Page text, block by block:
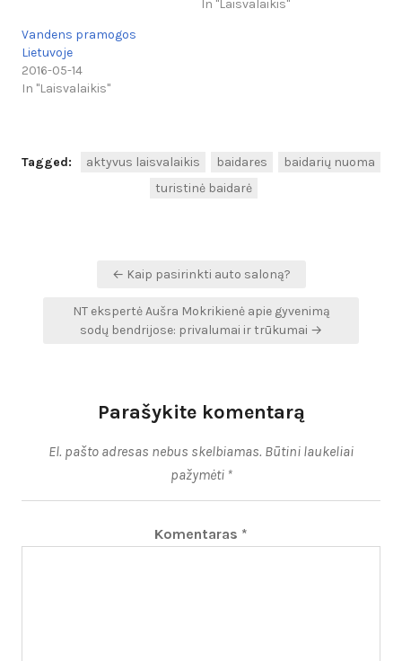
In "Laisvalaikis"
Vandens pramogos
Lietuvoje
2016-05-14
In "Laisvalaikis"
Tagged: aktyvus laisvalaikis baidares
baidarių nuoma
turistinė baidarė
Navigacija
įrašų
← Kaip pasirinkti auto saloną?
NT ekspertė Aušra Mokrikienė apie gyvenimą
sodų bendrijose: privalumai ir trūkumai →
Parašykite komentarą
El. pašto adresas nebus skelbiamas. Būtini laukeliai
pažymėti *
Komentaras *